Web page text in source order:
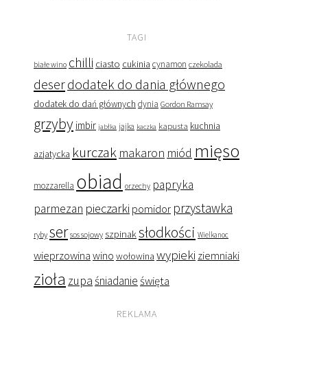
TAGI
białe wino chilli ciasto cukinia cynamon czekolada
deserdodatek do dania głównego
dodatek do dań głównych dynia Gordon Ramsay
grzyby imbir jabłka jajka kaczka kapusta kuchnia
azjatycka kurczak makaron miód mięso
mozzarella obiad orzechy papryka
parmezan pieczarki pomidor przystawka
ryby ser sos sojowy szpinaksłodkości Wielkanoc
wieprzowina wino wołowina wypieki ziemniaki
zioła zupaśniadanieświęta
REKLAMA